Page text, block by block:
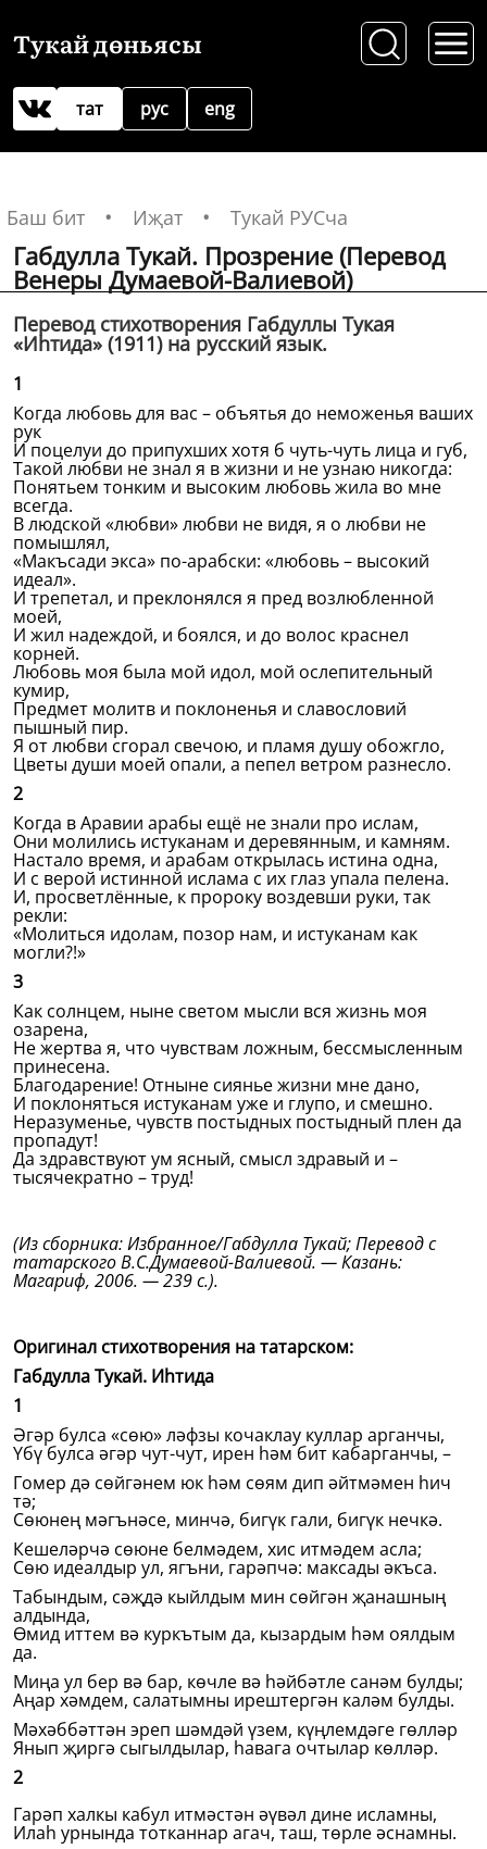
Тукай дөньясы
рус
тат eng
Баш бит Иҗат Тукай РУСча
Габдулла Тукай. Прозрение (Перевод
Венеры Думаевой-Валиевой)
Перевод стихотворения Габдуллы Тукая
«Иһтида» (1911) на русский язык.
1
Когда любовь для вас – объятья до неможенья ваших
рук
И поцелуи до припухших хотя б чуть-чуть лица и губ,
Такой любви не знал я в жизни и не узнаю никогда:
Понятьем тонким и высоким любовь жила во мне
всегда.
В людской «любви» любви не видя, я о любви не
помышлял,
«Макъсади экса» по-арабски: «любовь – высокий
идеал».
И трепетал, и преклонялся я пред возлюбленной
моей,
И жил надеждой, и боялся, и до волос краснел
корней.
Любовь моя была мой идол, мой ослепительный
кумир,
Предмет молитв и поклоненья и славословий
пышный пир.
Я от любви сгорал свечою, и пламя душу обожгло,
Цветы души моей опали, а пепел ветром разнесло.
2
Когда в Аравии арабы ещё не знали про ислам,
Они молились истуканам и деревянным, и камням.
Настало время, и арабам открылась истина одна,
И с верой истинной ислама с их глаз упала пелена.
И, просветлённые, к пророку воздевши руки, так
рекли:
«Молиться идолам, позор нам, и истуканам как
могли?!»
3
Как солнцем, ныне светом мысли вся жизнь моя
озарена,
Не жертва я, что чувствам ложным, бессмысленным
принесена.
Благодарение! Отныне сиянье жизни мне дано,
И поклоняться истуканам уже и глупо, и смешно.
Неразуменье, чувств постыдных постыдный плен да
пропадут!
Да здравствуют ум ясный, смысл здравый и –
тысячекратно – труд!
(Из сборника: Избранное/Габдулла Тукай; Перевод с
татарского В.С.Думаевой-Валиевой. — Казань:
Магариф, 2006. — 239 с.).
Оригинал стихотворения на татарском:
Габдулла Тукай. Иһтида
1
Әгәр булса «сөю» ләфзы кочаклау куллар арганчы,
Үбү булса әгәр чут-чут, ирен һәм бит кабарганчы, –
Гомер дә сөйгәнем юк һәм сөям дип әйтмәмен һич
тә;
Сөюнең мәгънәсе, минчә, бигүк гали, бигүк нечкә.
Кешеләрчә сөюне белмәдем, хис итмәдем асла;
Сөю идеалдыр ул, ягъни, гарәпчә: максады әкъса.
Табындым, сәҗдә кыйлдым мин сөйгән җанашның
алдында,
Өмид иттем вә куркътым да, кызардым һәм оялдым
да.
Миңа ул бер вә бар, көчле вә һәйбәтле санәм булды;
Аңар хәмдем, салатымны ирештергән каләм булды.
Мәхәббәттән эреп шәмдәй үзем, күңлемдәге гөлләр
Янып җиргә сыгылдылар, һавага очтылар көлләр.
2
Гарәп халкы кабул итмәстән әүвәл дине исламны,
Илаһ урнында тотканнар агач, таш, төрле әснамны.